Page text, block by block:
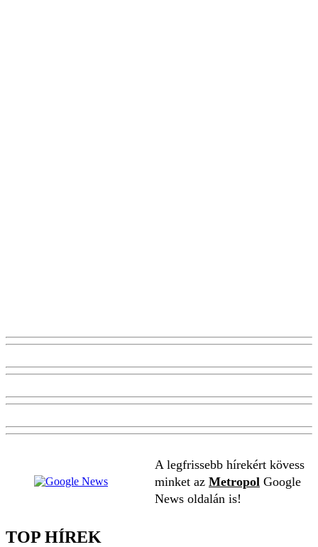
A legfrissebb hírekért kövess
minket az Metropol Google
News oldalán is!
TOP HÍREK